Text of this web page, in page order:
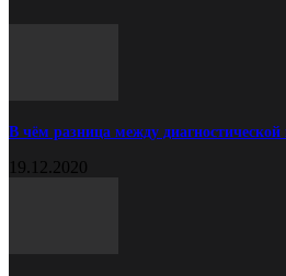
В чём разница между
19.12.2020